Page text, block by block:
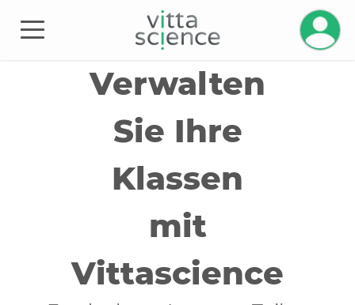
Ihr
Verwalten
Sie Ihre
Klassen
mit
Vittascience